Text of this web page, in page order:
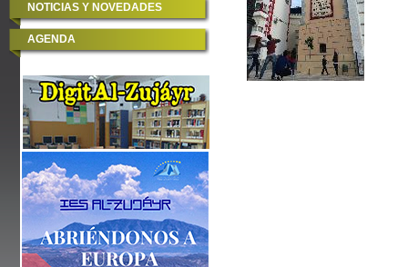
NOTICIAS Y NOVEDADES
AGENDA